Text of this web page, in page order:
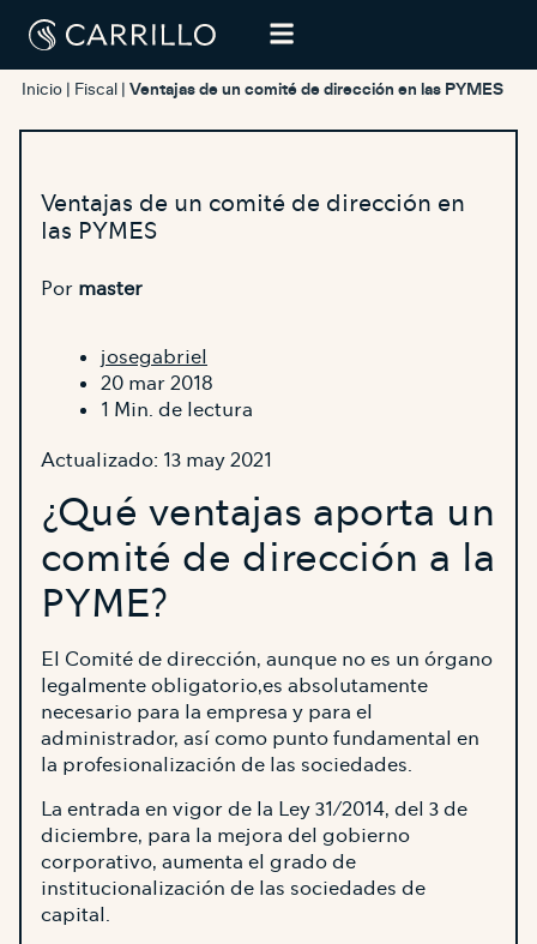
Inicio Fiscal Ventajas de un comité de dirección en las PYMES
Ventajas de un comité de dirección en
las PYMES
Por master
josegabriel
20 mar 2018
1 Min. de lectura
Actualizado: 13 may 2021
¿Qué ventajas aporta un
comité de dirección a la
PYME?
El Comité de dirección, aunque no es un órgano
legalmente obligatorio,es absolutamente
necesario para la empresa y para el
administrador, así como punto fundamental en
la profesionalización de las sociedades.
La entrada en vigor de la Ley 31/2014, del 3 de
diciembre, para la mejora del gobierno
corporativo, aumenta el grado de
institucionalización de las sociedades de
capital.